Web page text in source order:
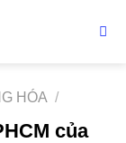
HÓA /
của